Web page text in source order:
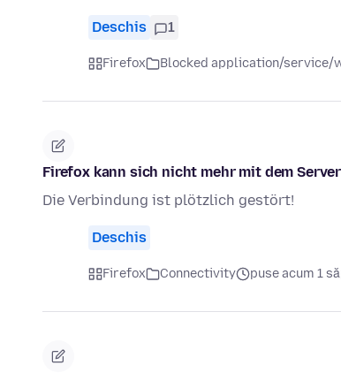
Deschis 1
Firefox Blocked application/service/
Firefox kann sich nicht mehr mit dem
Die Verbindung ist plötzlich gestört!
Deschis
Firefox Connectivity puse acum 1